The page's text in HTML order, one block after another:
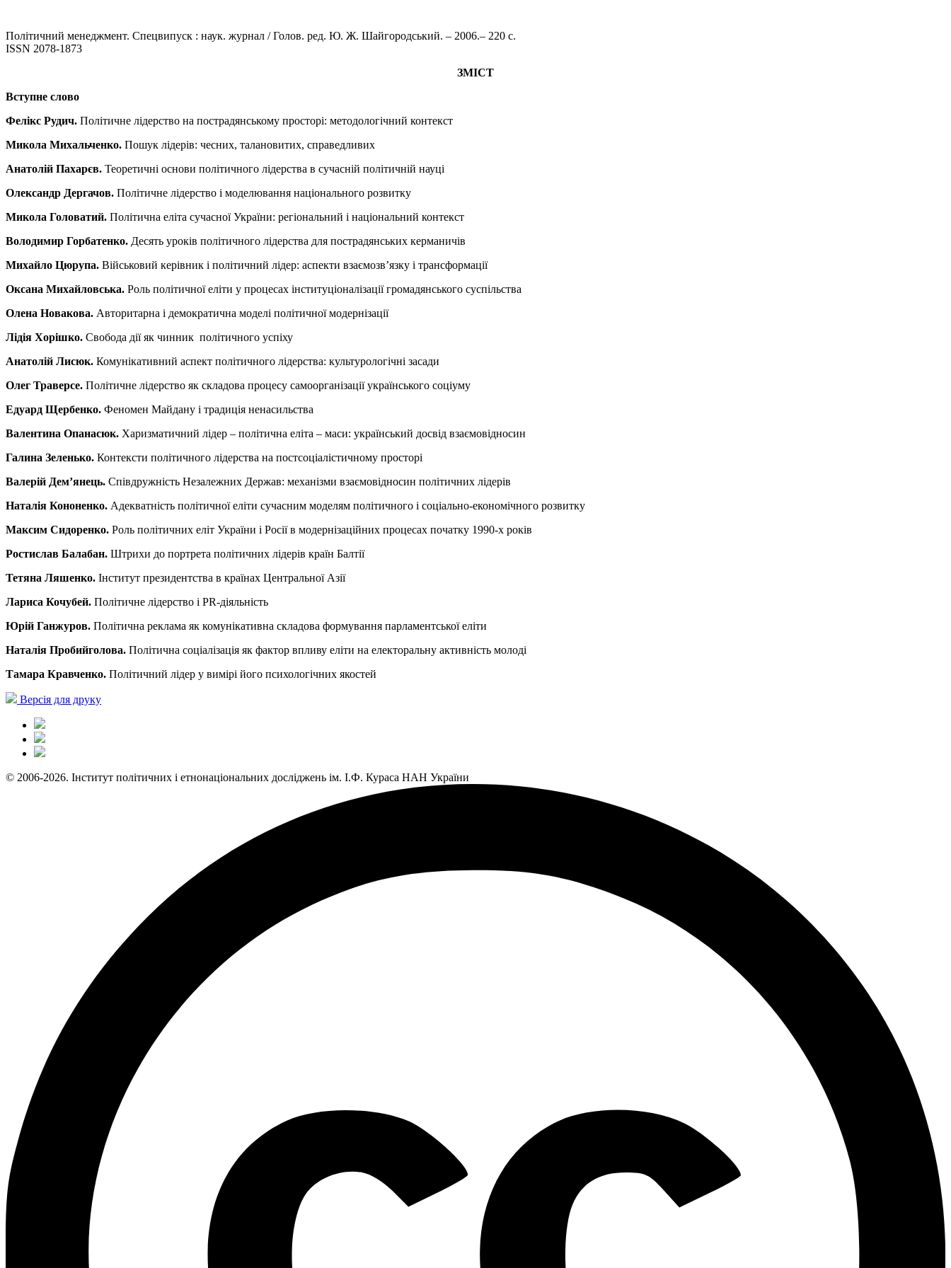
Політичний менеджмент. Спецвипуск : наук. журнал / Голов. ред. Ю. Ж. Шайгородський. – 2006.– 220 с.
ISSN 2078-1873
ЗМІСТ
Вступне слово
Фелікс Рудич. Політичне лідерство на пострадянському просторі: методологічний контекст
Микола Михальченко. Пошук лідерів: чесних, талановитих, справедливих
Анатолій Пахарєв. Теоретичні основи політичного лідерства в сучасній політичній науці
Олександр Дергачов. Політичне лідерство і моделювання національного розвитку
Микола Головатий. Політична еліта сучасної України: регіональний і національний контекст
Володимир Горбатенко. Десять уроків політичного лідерства для пострадянських керманичів
Михайло Цюрупа. Військовий керівник і політичний лідер: аспекти взаємозв’язку і трансформації
Оксана Михайловська. Роль політичної еліти у процесах інституціоналізації громадянського суспільства
Олена Новакова. Авторитарна і демократична моделі політичної модернізації
Лідія Хорішко. Свобода дії як чинник політичного успіху
Анатолій Лисюк. Комунікативний аспект політичного лідерства: культурологічні засади
Олег Траверсе. Політичне лідерство як складова процесу самоорганізації українського соціуму
Едуард Щербенко. Феномен Майдану і традиція ненасильства
Валентина Опанасюк. Харизматичний лідер – політична еліта – маси: український досвід взаємовідносин
Галина Зеленько. Контексти політичного лідерства на постсоціалістичному просторі
Валерій Дем’янець. Співдружність Незалежних Держав: механізми взаємовідносин політичних лідерів
Наталія Кононенко. Адекватність політичної еліти сучасним моделям політичного і соціально-економічного розвитку
Максим Сидоренко. Роль політичних еліт України і Росії в модернізаційних процесах початку 1990-х років
Ростислав Балабан. Штрихи до портрета політичних лідерів країн Балтії
Тетяна Ляшенко. Інститут президентства в країнах Центральної Азії
Лариса Кочубей. Політичне лідерство і PR-діяльність
Юрій Ганжуров. Політична реклама як комунікативна складова формування парламентської еліти
Наталія Пробийголова. Політична соціалізація як фактор впливу еліти на електоральну активність молоді
Тамара Кравченко. Політичний лідер у вимірі його психологічних якостей
Версія для друку
© 2006-2026. Інститут політичних і етнонаціональних досліджень ім. І.Ф. Кураса НАН України